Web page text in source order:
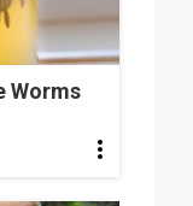
Worms